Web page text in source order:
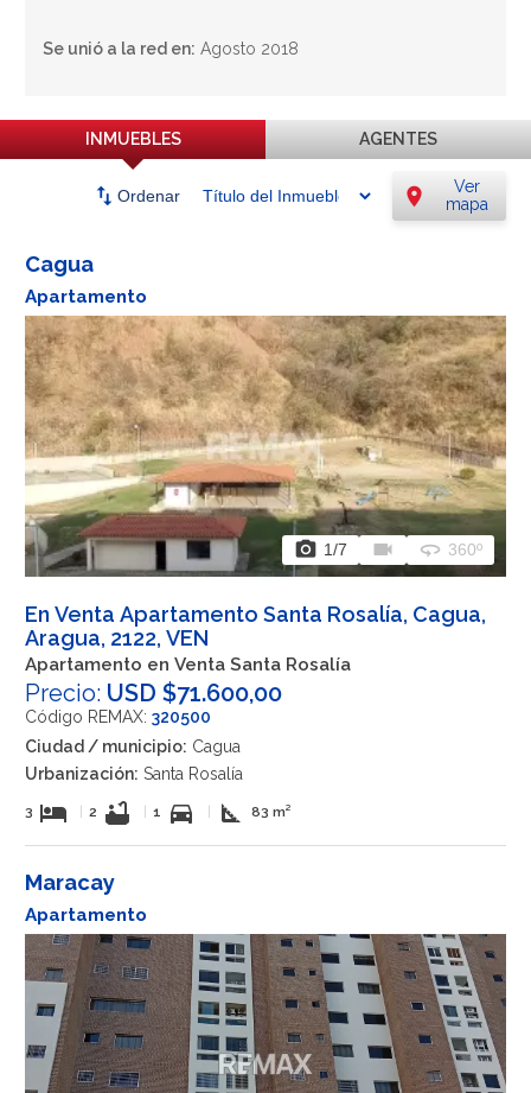
Se unió a la red en: Agosto 2018
INMUEBLES AGENTES
swap_vert Ordenar location_on
Ver
mapa
Cagua
Apartamento
photo_camera 1/7 videocam 360 360º
En Venta Apartamento Santa Rosalía, Cagua,
Aragua, 2122, VEN
Apartamento en Venta Santa Rosalía
Precio: USD $71.600,00
Código REMAX: 320500
Ciudad / municipio: Cagua
Urbanización: Santa Rosalía
3 hotel 2 bathtub 1 directions_car square_foot 83 m²
Maracay
Apartamento